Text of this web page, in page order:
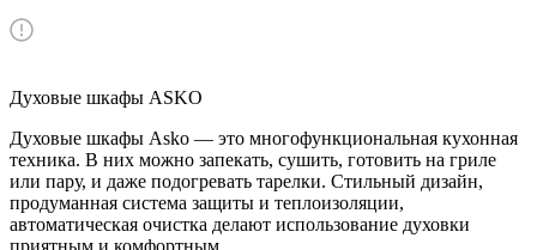
Духовые шкафы ASKO
Духовые шкафы Asko — это многофункциональная кухонная
техника. В них можно запекать, сушить, готовить на гриле
или пару, и даже подогревать тарелки. Стильный дизайн,
продуманная система защиты и теплоизоляции,
автоматическая очистка делают использование духовки
приятным и комфортным.